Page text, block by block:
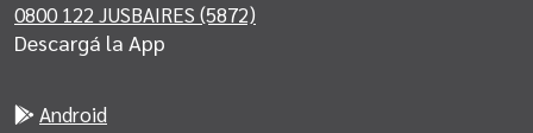
0800 122 JUSBAIRES (5872)
Descargá la App
Android